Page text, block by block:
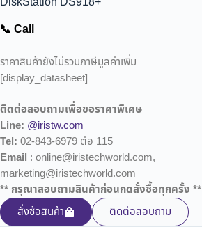
📞 Call
ราคาสินค้ายังไม่รวมภาษีมูลค่าเพิ่ม
[display_datasheet]
ติดต่อสอบถามเพื่อขอราคาพิเศษ
Line: @iristw.com
Tel: 02-843-6979 ต่อ 115
Email : online@iristechworld.com,
marketing@iristechworld.com
** กรุณาสอบถามสินค้าก่อนกดสั่งซื้อทุกครั้ง **
สั่งซ้อสินค้า
ติดต่อสอบถาม